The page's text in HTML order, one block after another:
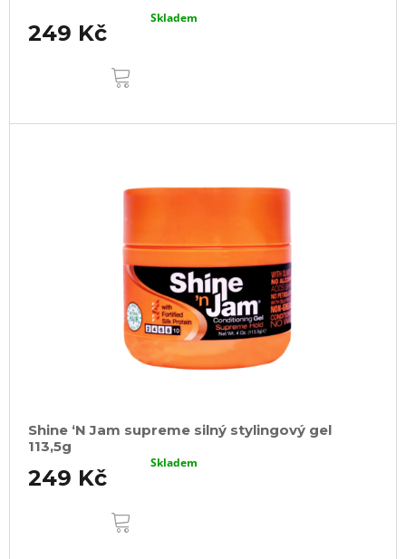
249 Kč
Skladem
Shine ‘N Jam supreme silný stylingový gel
113,5g
249 Kč
Skladem